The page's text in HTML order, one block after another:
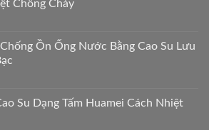
Chống Cháy
Ồn Ống Nước Bằng Cao Su Lưu
Su Dạng Tấm Huamei Cách Nhiệt